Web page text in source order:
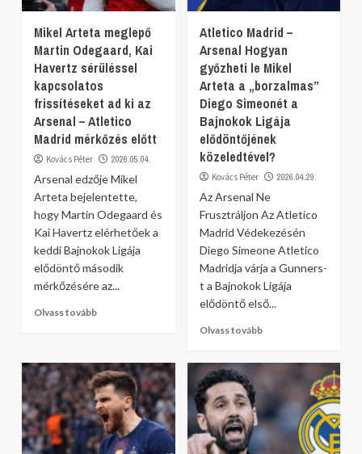
Mikel Arteta meglepő
Martin Odegaard, Kai
Havertz sérüléssel
kapcsolatos
frissítéseket ad ki az
Arsenal – Atletico
Madrid mérkőzés előtt
Kovács Péter 2026.05.04.
Arsenal edzője Mikel
Arteta bejelentette,
hogy Martin Odegaard és
Kai Havertz elérhetőek a
keddi Bajnokok Ligája
elődöntő második
mérkőzésére az...
Olvass tovább
Atletico Madrid –
Arsenal Hogyan
győzheti le Mikel
Arteta a „borzalmas”
Diego Simeonét a
Bajnokok Ligája
elődöntőjének
közeledtével?
Kovács Péter 2026.04.29.
Az Arsenal Ne
Frusztráljon Az Atletico
Madrid Védekezésén
Diego Simeone Atletico
Madridja várja a Gunners-
t a Bajnokok Ligája
elődöntő első...
Olvass tovább